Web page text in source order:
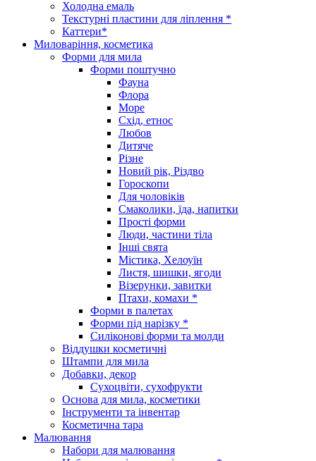
Холодна емаль
Текстурні пластини для ліплення *
Каттери*
Миловаріння, косметика
Форми для мила
Форми поштучно
Фауна
Флора
Море
Схід, етнос
Любов
Дитяче
Різне
Новий рік, Різдво
Гороскопи
Для чоловіків
Смаколики, їда, напитки
Прості форми
Люди, частини тіла
Інші свята
Містика, Хелоуїн
Листя, шишки, ягоди
Візерунки, завитки
Птахи, комахи *
Форми в палетах
Форми під нарізку *
Силіконові форми та молди
Віддушки косметичні
Штампи для мила
Добавки, декор
Сухоцвіти, сухофрукти
Основа для мила, косметики
Інструменти та інвентар
Косметична тара
Малювання
Набори для малювання